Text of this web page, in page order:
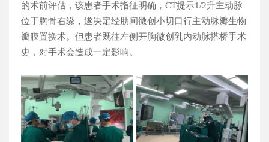
的术前评估，该患者手术指征明确， CT提示1/2升主动脉
位于胸骨右缘，遂决定经肋间微创小切口行主动脉瓣生物
瓣膜置换术。但患者既往左侧开胸微创乳内动脉搭桥手术
史，对手术会造成一定影响。